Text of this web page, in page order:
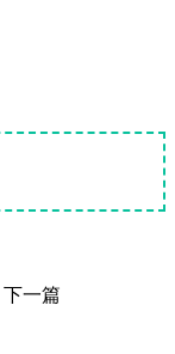
下一篇